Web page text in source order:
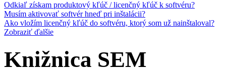
Odkiaľ získam produktový kľúč / licenčný kľúč k softvéru?
Musím aktivovať softvér hneď pri inštalácii?
Ako vložím licenčný kľúč do softvéru, ktorý som už nainštaloval?
Zobraziť ďalšie
Knižnica SEM